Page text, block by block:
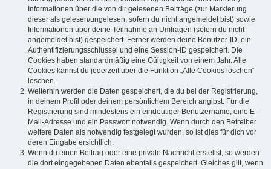
Informationen über die von dir gelesenen Beiträge (zur Markierung
dieser als gelesen/ungelesen; sofern du nicht angemeldet bist) sowie
Informationen über deine Teilnahme an Umfragen (sofern du nicht
angemeldet bist) gespeichert. Ferner werden deine Benutzer-ID, ein
Authentifizierungsschlüssel und eine Session-ID gespeichert. Die
Cookies haben standardmäßig eine Gültigkeit von einem Jahr. Alle
Cookies kannst du jederzeit über die Funktion „Alle Cookies löschen“
löschen.
Weiterhin werden die Daten gespeichert, die du bei der Registrierung,
in deinem Profil oder deinem persönlichem Bereich angibst. Für die
Registrierung sind mindestens ein eindeutiger Benutzername, eine E-
Mail-Adresse und ein Passwort notwendig. Wenn durch den Betreiber
weitere Daten als notwendig festgelegt wurden, so ist dies für dich vor
deren Eingabe ersichtlich.
Wenn du einen Beitrag oder eine private Nachricht erstellst, so werden
die dort eingegebenen Daten ebenfalls gespeichert. Gleiches gilt, wenn